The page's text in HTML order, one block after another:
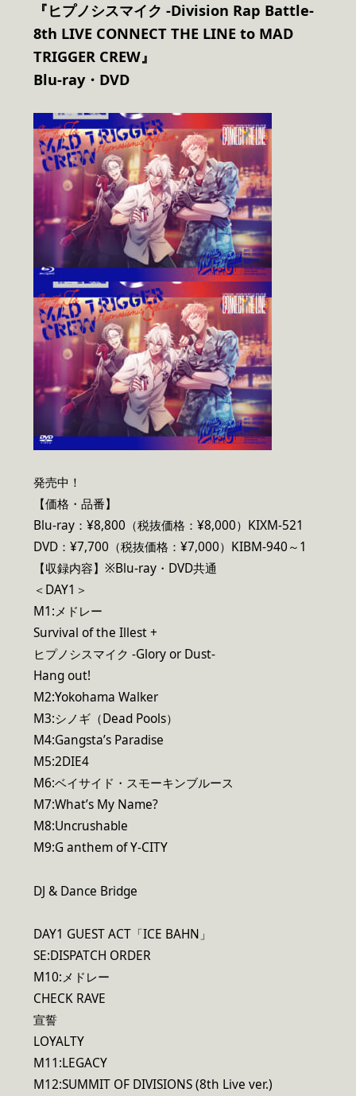
『ヒプノシスマイク -Division Rap Battle-
8th LIVE CONNECT THE LINE to MAD
TRIGGER CREW』
Blu-ray・DVD
発売中！
【価格・品番】
Blu-ray：¥8,800（税抜価格：¥8,000）KIXM-521
DVD：¥7,700（税抜価格：¥7,000）KIBM-940～1
【収録内容】※Blu-ray・DVD共通
＜DAY1＞
M1:メドレー
Survival of the Illest +
ヒプノシスマイク -Glory or Dust-
Hang out!
M2:Yokohama Walker
M3:シノギ（Dead Pools）
M4:Gangsta’s Paradise
M5:2DIE4
M6:ベイサイド・スモーキンブルース
M7:What’s My Name?
M8:Uncrushable
M9:G anthem of Y-CITY
DJ & Dance Bridge
DAY1 GUEST ACT「ICE BAHN」
SE:DISPATCH ORDER
M10:メドレー
CHECK RAVE
宣誓
LOYALTY
M11:LEGACY
M12:SUMMIT OF DIVISIONS (8th Live ver.)